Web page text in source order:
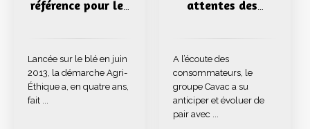
référence pour le…
Lancée sur le blé en juin
2013, la démarche Agri-
Éthique a, en quatre ans,
fait ...
attentes des
A l’écoute des
consommateurs, le
groupe Cavac a su
anticiper et évoluer de
pair avec ...